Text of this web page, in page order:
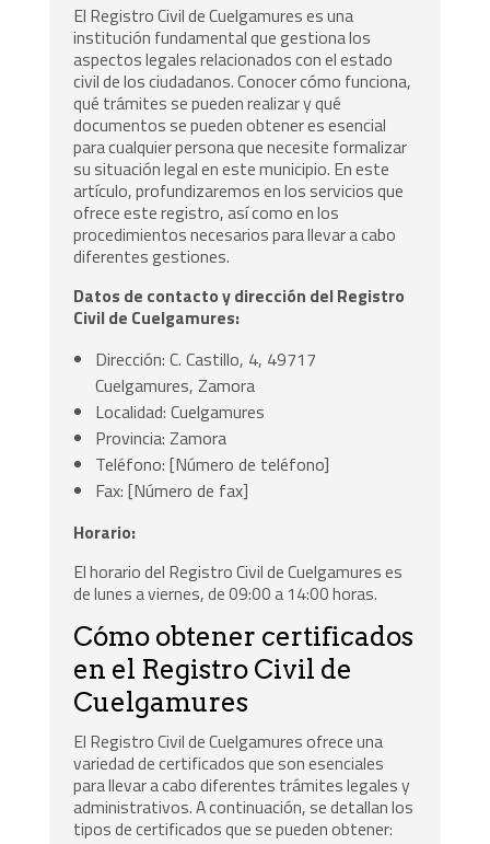
El Registro Civil de Cuelgamures es una
institución fundamental que gestiona los
aspectos legales relacionados con el estado
civil de los ciudadanos. Conocer cómo funciona,
qué trámites se pueden realizar y qué
documentos se pueden obtener es esencial
para cualquier persona que necesite formalizar
su situación legal en este municipio. En este
artículo, profundizaremos en los servicios que
ofrece este registro, así como en los
procedimientos necesarios para llevar a cabo
diferentes gestiones.
Datos de contacto y dirección del Registro
Civil de Cuelgamures:
Dirección: C. Castillo, 4, 49717
Cuelgamures, Zamora
Localidad: Cuelgamures
Provincia: Zamora
Teléfono: [Número de teléfono]
Fax: [Número de fax]
Horario:
El horario del Registro Civil de Cuelgamures es
de lunes a viernes, de 09:00 a 14:00 horas.
Cómo obtener certificados
en el Registro Civil de
Cuelgamures
El Registro Civil de Cuelgamures ofrece una
variedad de certificados que son esenciales
para llevar a cabo diferentes trámites legales y
administrativos. A continuación, se detallan los
tipos de certificados que se pueden obtener: